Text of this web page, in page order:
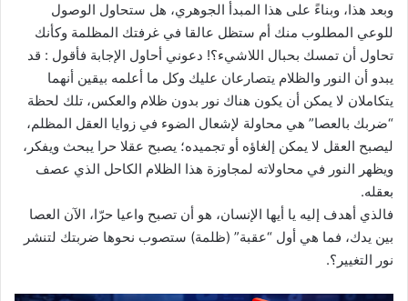
وبعد هذا، وبناءً على هذا المبدأ الجوهري، هل ستحاول الوصول
للوعي المطلوب منك أم ستظل عالقا في غرفتك المظلمة وكأنك
تحاول أن تمسك بحبال اللاشيء؟! دعوني أحاول الإجابة فأقول : قد
يبدو أن النور والظلام يتصارعان عليك وكل ما أعلمه بيقين أنهما
يتكاملان لا يمكن أن يكون هناك نور بدون ظلام والعكس، تلك لحظة
“ضربك بالعصا” هي محاولة لإشعال الضوء في زوايا العقل المظلم،
ليصبح العقل لا يمكن إلغاؤه أو تجميده؛ يصبح عقلا حرا يبحث ويفكر،
ويظهر النور في محاولاته لمجاوزة هذا الظلام الكاحل الذي عصف
بعقله.
فالذي أهدف إليه يا أيها الإنسان، هو أن تصبح واعيا حرّا، الآن العصا
بين يدك، فما هي أول “عقبة” (ظلمة) ستصوب نحوها ضربتك لتنشر
نور التغيير؟.